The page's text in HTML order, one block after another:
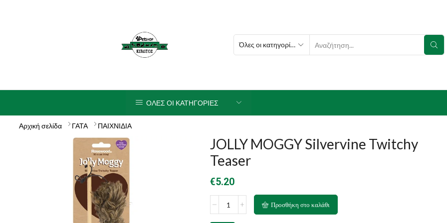
SEARCH
ΟΛΕΣ ΟΙ ΚΑΤΗΓΟΡΙΕΣ
Αρχική σελίδα ΓΑΤΑ ΠΑΙΧΝΙΔΙΑ
JOLLY MOGGY Silvervine Twitchy
Teaser
€5.20
MOGGY
Προσθήκη στο καλάθι